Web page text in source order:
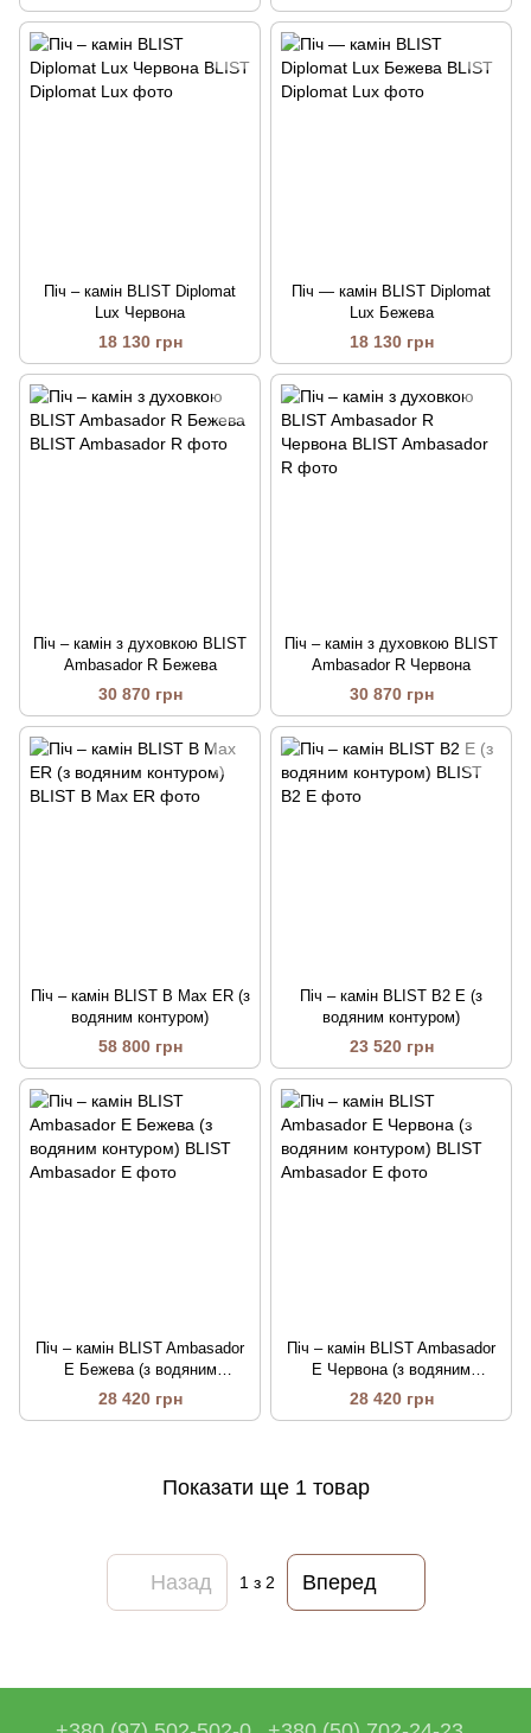
Піч – камін BLIST Diplomat
Lux Червона
18 130 грн
Піч — камін BLIST Diplomat
Lux Бежева
18 130 грн
Піч – камін з духовкою BLIST
Ambasador R Бежева
30 870 грн
Піч – камін з духовкою BLIST
Ambasador R Червона
30 870 грн
Піч – камін BLIST B Max ER (з
водяним контуром)
58 800 грн
Піч – камін BLIST B2 E (з
водяним контуром)
23 520 грн
Піч – камін BLIST Ambasador
E Бежева (з водяним
контуром)
28 420 грн
Піч – камін BLIST Ambasador
E Червона (з водяним
контуром)
28 420 грн
Показати ще 1 товар
Назад 1з 2 Вперед